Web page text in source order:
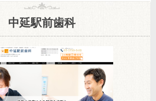
中延駅前歯科